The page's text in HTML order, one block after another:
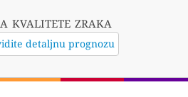
kvalitete zraka
detaljnu prognozu